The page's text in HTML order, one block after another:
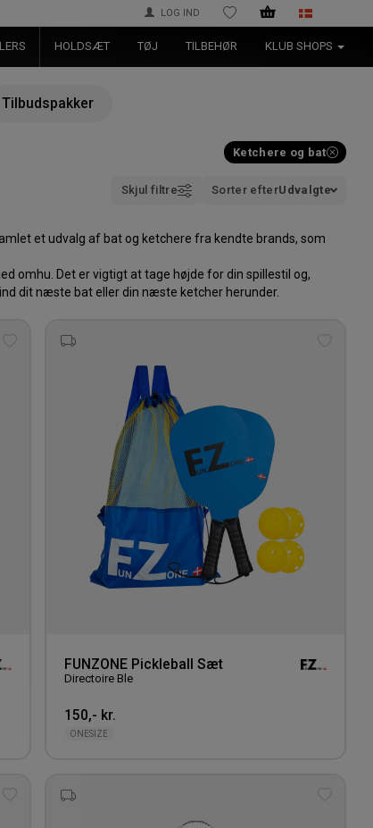
LOG IND ØNSKELISTE
HOLDSÆT TØJ TILBEHØR KLUB SHOPS
Tilbudspakker
Ketchere og bat
Skjul filtre Sorter efterUdvalgte
et udvalg af bat og ketchere fra kendte brands, som
omhu. Det er vigtigt at tage højde for din spillestil og,
dit næste bat eller din næste ketcher herunder.
FUNZONE Pickleball Sæt
Directoire Ble
150,- kr.
ONESIZE